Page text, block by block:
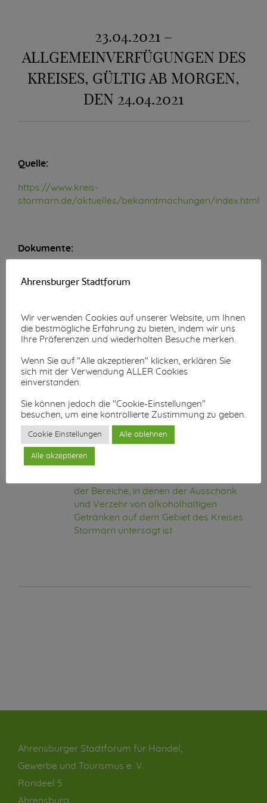
23.04.2021 –
ALLGEMEINVERFÜGUNGEN DES
KREISES, GÜLTIG AB MORGEN,
DEN 24.04.2021
Quelle:
https://www.kreis-
stormarn.de/aktuelles/bekanntmachungen/index.html
Dokumente:
Stormarn Ergänzende Maßnahmen bei
Einwohnerinnen und Einwohnern
Kreises Stormarn Allgemeinverfügung
des Kreises Stormarn zu ergänzenden
Maßnahmen bei Überschreitung der 7-
Tage-Inzidenz von 50 Neuninfektionen
je 100.000 Einwohner-innen und
Einwohnern
Kreises Stormarn Allgemeinverfügung
der Bereiche, in denen der Ausschank
und Verzehr von alkoholhaltigen
Getränken auf dem Gebiet des Kreises
Stormarn untersagt ist
Ahrensburger Stadtforum für Handel,
Gewerbe und Tourismus e. V.
Rondeel 5
Ahrensburg
Ahrensburger Stadtforum
Wir verwenden Cookies auf unserer Website, um Ihnen
die bestmögliche Erfahrung zu bieten, indem wir uns
Ihre Präferenzen und wiederholten Besuche merken.
Wenn Sie auf "Alle akzeptieren" klicken, erklären Sie
sich mit der Verwendung ALLER Cookies
einverstanden.
Sie können jedoch die "Cookie-Einstellungen"
besuchen, um eine kontrollierte Zustimmung zu geben.
Cookie Einstellungen Alle ablehnen
Alle akzeptieren